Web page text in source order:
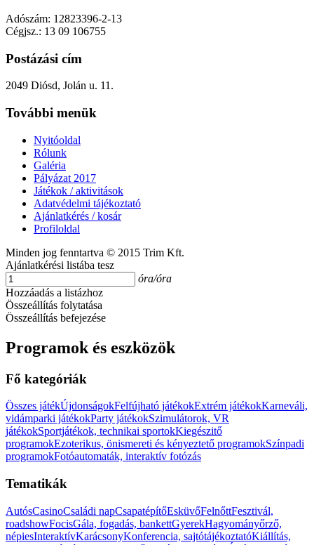
Adószám: 12823396-2-13
Cégjsz.: 13 09 106755
Postázási cím
2049 Diósd, Jolán u. 11.
További menük
Nyitóoldal
Rólunk
Galéria
Pályázat 2017
Játékok / aktivitások
Adatvédelmi tájékoztató
Ajánlatkérés / kosár
Profiloldal
Minden jog fenntartva © 2015 Trim Kft.
Ajánlatkérési listába tesz
óra/óra
Hozzáadás a listázhoz
Összeállítás folytatása
Összeállítás befejezése
Programok és eszközök
Fő kategóriák
Összes játékÚjdonságokFelfújható játékokExtrém játékokKarneváli,
vidámparki játékokParty játékokSzimulátorok, VR
játékokSportjátékok, technikai sportokKiegészitő
programokEzoterikus, önismereti és kényeztető programokSzínpadi
programokFotóautomaták, interaktív fotózás
Tematikák
AutósCasinoCsaládi napCsapatépítőEsküvőFelnőttFesztivál,
roadshowFocisGála, fogadás, bankettGyerekHagyományőrző,
népiesInteraktívKarácsonyKonferencia, sajtótájékoztatóKiállítás,